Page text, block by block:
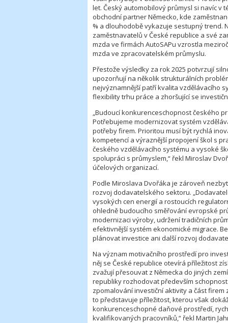
let. Český automobilový průmysl si navíc v
obchodní partner Německo, kde
% a dlouhodobě vykazuje sestupný trend.
zaměstnavatelů v České republice a své
mzda ve firmách AutoSAPu vzrostla
mzda ve zpracovatelském průmyslu.
Přestože výsledky za rok 2025 potvrzují
upozorňují na několik strukturálních
nejvýznamnější patří kvalita vzdělávacího
flexibility trhu práce a zhoršující se
„Budoucí konkurenceschopnost českého
Potřebujeme modernizovat systém
potřeby firem. Prioritou musí být rychlá
kompetencí a výraznější propojení škol s
českého vzdělávacího systému a vysoké
spolupráci s průmyslem,“ řekl Miroslav
účelových organizací.
Podle Miroslava Dvořáka je zároveň
rozvoj dodavatelského sektoru.
vysokých cen energií a rostoucích
ohledně budoucího směřování evropské
modernizaci výroby, udržení tradičních
efektivnější systém ekonomické migrace.
plánovat investice ani další rozvoj
Na význam motivačního prostředí pro
něj se České republice otevírá příležitost
zvažují přesouvat z Německa do jiných
republiky rozhodovat především
zpomalování investiční aktivity a část
to představuje příležitost, kterou však
konkurenceschopné daňové prostředí,
kvalifikovaných pracovníků,“ řekl Martin